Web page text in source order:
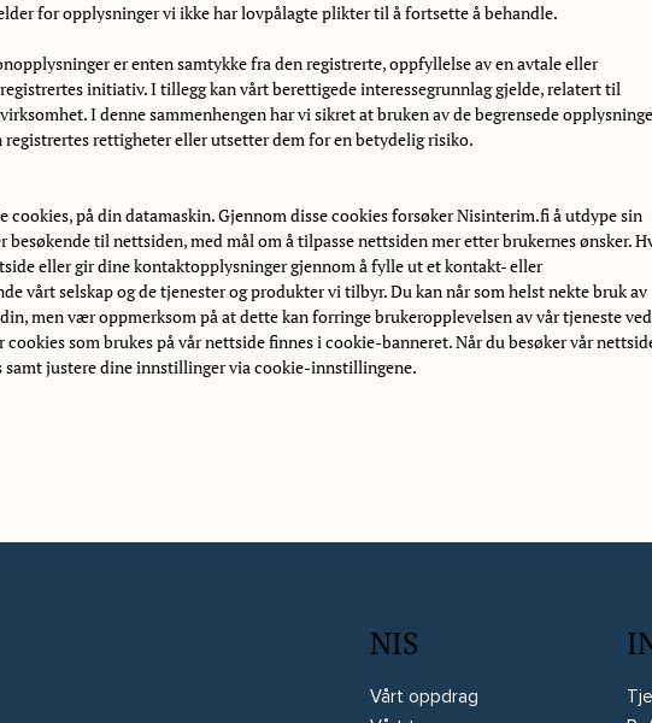
for opplysninger vi ikke har lovpålagte plikter til å fortsette å behandle.
er enten samtykke fra den registrerte, oppfyllelse av en avtale eller
initiativ. I tillegg kan vårt berettigede interessegrunnlag gjelde, relatert til
I denne sammenhengen har vi sikret at bruken av de begrensede
registrertes rettigheter eller utsetter dem for en betydelig risiko.
cookies, på din datamaskin. Gjennom disse cookies forsøker Nisinterim.fi å utdype sin
til nettsiden, med mål om å tilpasse nettsiden mer etter brukernes ønsker.
eller gir dine kontaktopplysninger gjennom å fylle ut et kontakt- eller
vårt selskap og de tjenester og produkter vi tilbyr. Du kan når som helst nekte bruk av
men vær oppmerksom på at dette kan forringe brukeropplevelsen av vår tjeneste
som brukes på vår nettside finnes i cookie-banneret. Når du besøker vår
samt justere dine innstillinger via cookie-innstillingene.
NIS
Vårt oppdrag